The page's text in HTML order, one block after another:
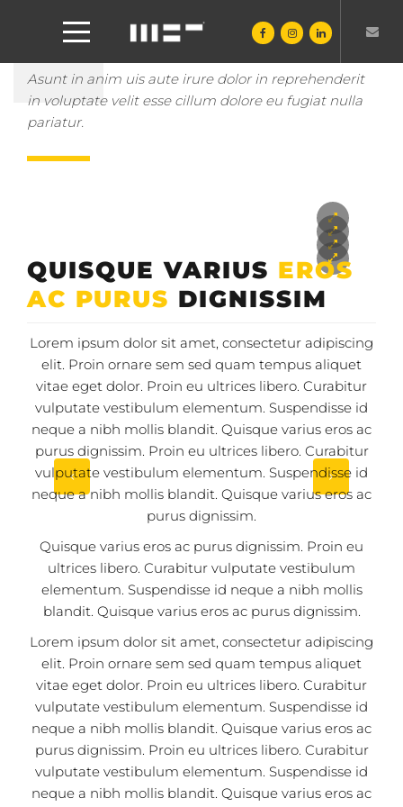
SINGLE
Asunt in anim uis aute irure dolor in reprehenderit
in voluptate velit esse cillum dolore eu fugiat nulla
pariatur.
QUISQUE VARIUS EROS
AC PURUS DIGNISSIM
Lorem ipsum dolor sit amet, consectetur adipiscing
elit. Proin ornare sem sed quam tempus aliquet
vitae eget dolor. Proin eu ultrices libero. Curabitur
vulputate vestibulum elementum. Suspendisse id
neque a nibh mollis blandit. Quisque varius eros ac
purus dignissim. Proin eu ultrices libero. Curabitur
vulputate vestibulum elementum. Suspendisse id
neque a nibh mollis blandit. Quisque varius eros ac
purus dignissim.
Quisque varius eros ac purus dignissim. Proin eu
ultrices libero. Curabitur vulputate vestibulum
elementum. Suspendisse id neque a nibh mollis
blandit. Quisque varius eros ac purus dignissim.
Lorem ipsum dolor sit amet, consectetur adipiscing
elit. Proin ornare sem sed quam tempus aliquet
vitae eget dolor. Proin eu ultrices libero. Curabitur
vulputate vestibulum elementum. Suspendisse id
neque a nibh mollis blandit. Quisque varius eros ac
purus dignissim. Proin eu ultrices libero. Curabitur
vulputate vestibulum elementum. Suspendisse id
neque a nibh mollis blandit. Quisque varius eros ac